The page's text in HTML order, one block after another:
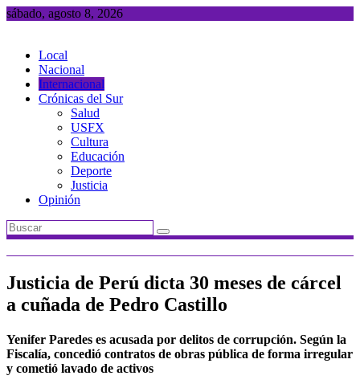
Saltar
sábado, agosto 8, 2026
Local
Nacional
Internacional
Crónicas del Sur
Salud
USFX
Cultura
Educación
Deporte
Justicia
Opinión
Justicia de Perú dicta 30 meses de cárcel
a cuñada de Pedro Castillo
Yenifer Paredes es acusada por delitos de corrupción. Según la
Fiscalía, concedió contratos de obras pública de forma irregular
y cometió lavado de activos